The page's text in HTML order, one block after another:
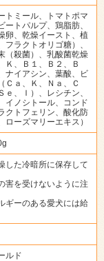
トミール、トマトポマ
トパルプ、鶏脂肪、
卵、乾燥イースト、植
ラクトオリゴ糖）、
（殺菌）、乳酸菌乾燥
Ｋ、Ｂ１、Ｂ２、Ｂ
ナイアシン、葉酸、ビ
Ｃａ、Ｋ、Ｎａ、Ｃ
ｅ、Ｉ）、レシチン、
イノシトール、コンド
クトフェリン、酸化防
ーズマリーエキス）
した冷暗所に保存して
害を受けないように注
ギーのある愛犬には給
ルド